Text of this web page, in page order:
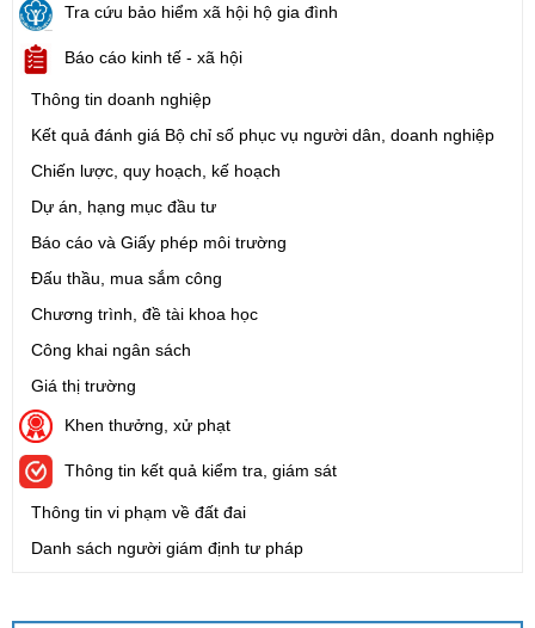
Tra cứu bảo hiểm xã hội hộ gia đình
Báo cáo kinh tế - xã hội
Thông tin doanh nghiệp
Kết quả đánh giá Bộ chỉ số phục vụ người dân, doanh nghiệp
Chiến lược, quy hoạch, kế hoạch
Dự án, hạng mục đầu tư
Báo cáo và Giấy phép môi trường
Đấu thầu, mua sắm công
Chương trình, đề tài khoa học
Công khai ngân sách
Giá thị trường
Khen thưởng, xử phạt
Thông tin kết quả kiểm tra, giám sát
Thông tin vi phạm về đất đai
Danh sách người giám định tư pháp